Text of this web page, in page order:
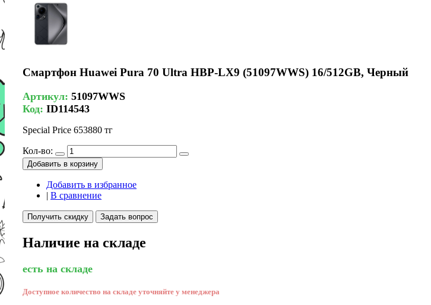
Смартфон Huawei Pura 70 Ultra HBP-LX9 (51097WWS) 16/512GB, Черный
Артикул: 51097WWS
Код: ID114543
Special Price 653880 тг
Кол-во:
Добавить в корзину
Добавить в избранное
| В сравнение
Получить скидку Задать вопрос
Наличие на складе
есть на складе
Доступное количество на складе уточняйте у менеджера